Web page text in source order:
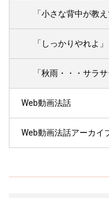
「小さな背中が教
「しっかりやれよ」
「秋雨・・・サラサ
Web動画法話
Web動画法話アーカイ